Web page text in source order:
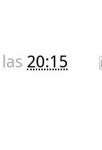
20:15